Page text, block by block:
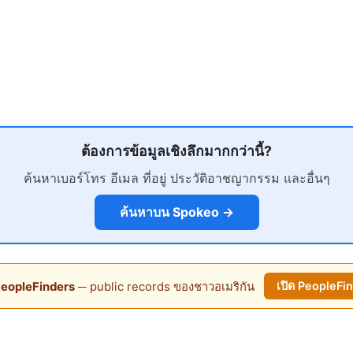
ต้องการข้อมูลเชิงลึกมากกว่านี้?
ค้นหาเบอร์โทร อีเมล ที่อยู่ ประวัติอาชญากรรม และอื่นๆ
ค้นหาบน Spokeo →
─ public records ของชาวอเมริกัน เปิด